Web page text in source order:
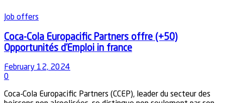
Job offers
Coca-Cola Europacific Partners offre (+50)
Opportunités d’Emploi in france
February 12, 2024
0
Coca-Cola Europacific Partners (CCEP), leader du secteur des